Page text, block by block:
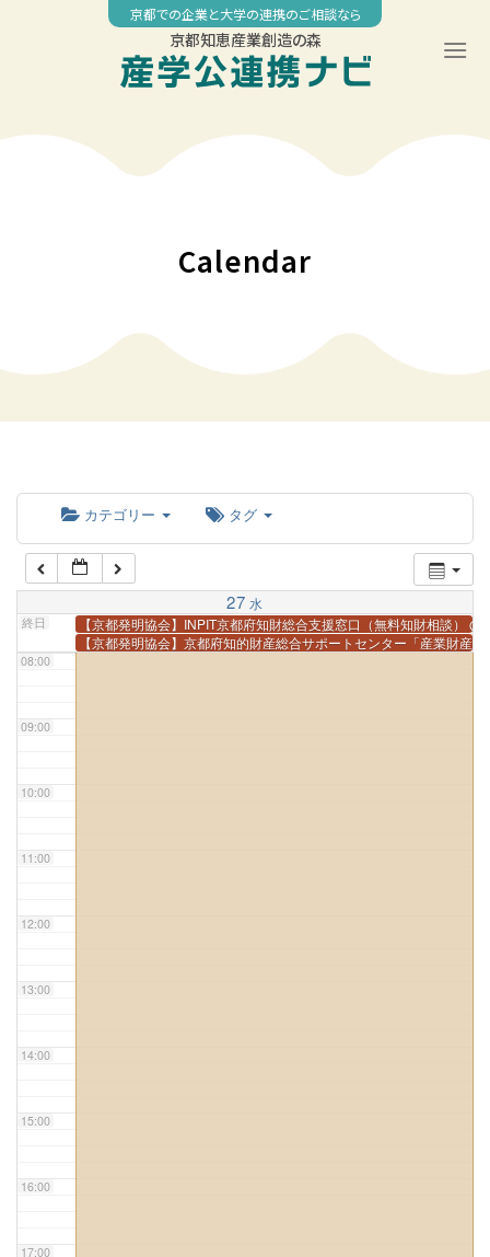
京都での企業と大学の連携のご相談なら
京都知恵産業創造の森
Calendar
カテゴリー タグ
27 水
終日 【京都発明協会】INPIT京都府知財総合支援窓口（無料知財相談） @
【京都発明協会】京都府知的財産総合サポートセンター「産業財産
00:00
07:00
08:00
09:00
10:00
11:00
12:00
13:00
14:00
15:00
16:00
17:00
京都工芸繊維大学 社会人教育公開講座 「機械学習・IoT・ビッグ
データ技術履修コース」